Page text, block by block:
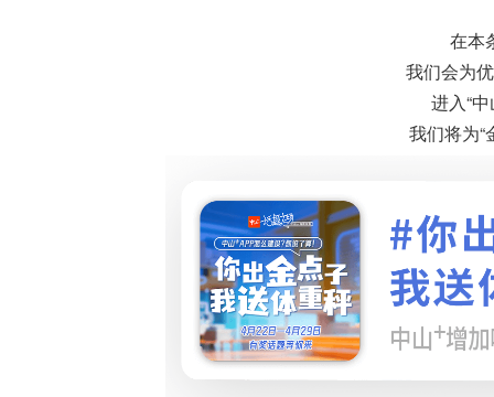
在本
我们会为
进入“
我们将为“